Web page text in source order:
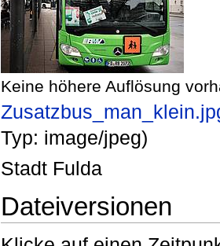
Keine höhere Auflösung
Typ: image/jpeg)
Stadt Fulda
Dateiversionen